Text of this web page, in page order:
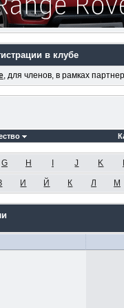
в клубе
, для членов, в рамках
G H J K
И Й К Л М